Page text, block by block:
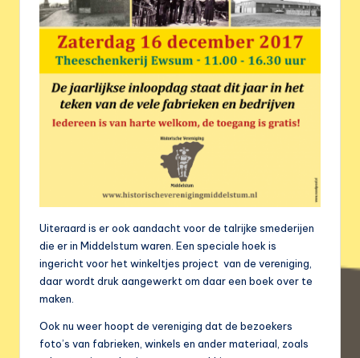
Uiteraard is er ook aandacht voor de talrijke smederijen
die er in Middelstum waren. Een speciale hoek is
ingericht voor het winkeltjes project van de vereniging,
daar wordt druk aangewerkt om daar een boek over te
maken.
Ook nu weer hoopt de vereniging dat de bezoekers
foto’s van fabrieken, winkels en ander materiaal, zoals